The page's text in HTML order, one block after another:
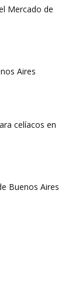
Mercado de
Aires
celíacos en
Buenos Aires